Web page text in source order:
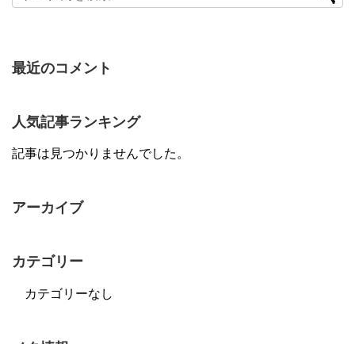
最近のコメント
人気記事ランキング
記事は見つかりませんでした。
アーカイブ
カテゴリー
カテゴリーなし